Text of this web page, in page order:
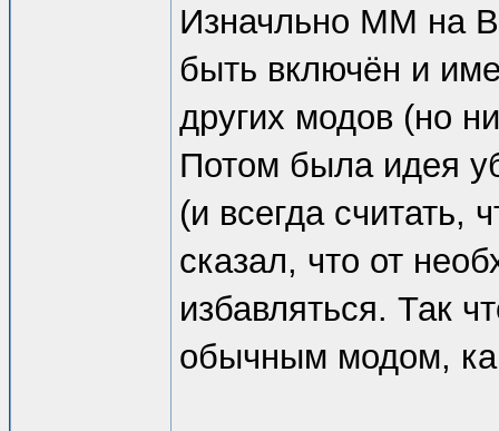
Изначльно ММ на
быть включён и
других модов (но
Потом была идея
(и всегда считать,
сказал, что от
избавляться. Так
обычным модом,